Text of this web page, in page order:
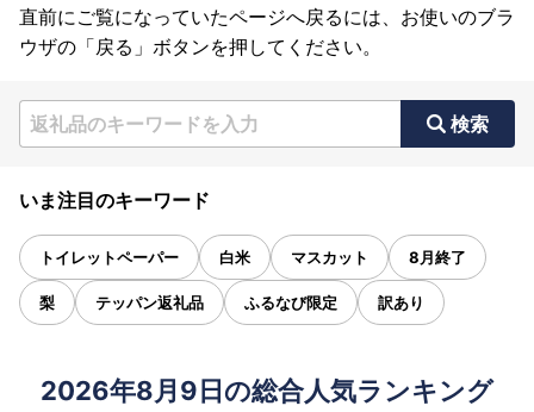
直前にご覧になっていたページへ戻るには、お使いのブラ
ウザの「戻る」ボタンを押してください。
検索
いま注目のキーワード
トイレットペーパー 白米 マスカット 8月終了
梨 テッパン返礼品 ふるなび限定 訳あり
2026年8月9日の総合人気ランキング